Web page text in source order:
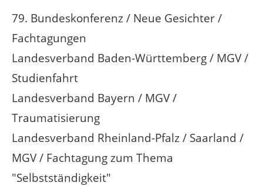
79. Bundeskonferenz / Neue Gesichter /
Fachtagungen
Landesverband Baden-Württemberg / MGV /
Studienfahrt
Landesverband Bayern / MGV /
Traumatisierung
Landesverband Rheinland-Pfalz / Saarland /
MGV / Fachtagung zum Thema
"Selbstständigkeit"